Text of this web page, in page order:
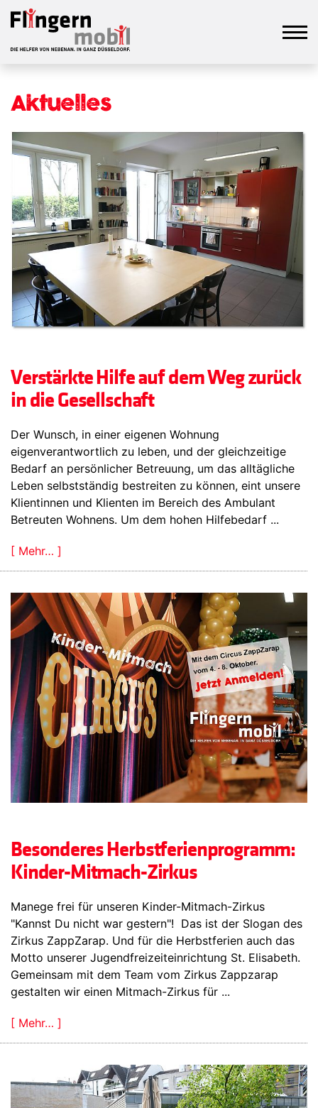
Aktuelles
Verstärkte Hilfe auf dem Weg zurück
in die Gesellschaft
Der Wunsch, in einer eigenen Wohnung
eigenverantwortlich zu leben, und der gleichzeitige
Bedarf an persönlicher Betreuung, um das alltägliche
Leben selbstständig bestreiten zu können, eint unsere
Klientinnen und Klienten im Bereich des Ambulant
Betreuten Wohnens. Um dem hohen Hilfebedarf ...
[ Mehr… ]
Besonderes Herbstferienprogramm:
Kinder-Mitmach-Zirkus
Manege frei für unseren Kinder-Mitmach-Zirkus
"Kannst Du nicht war gestern"! Das ist der Slogan des
Zirkus ZappZarap. Und für die Herbstferien auch das
Motto unserer Jugendfreizeiteinrichtung St. Elisabeth.
Gemeinsam mit dem Team vom Zirkus Zappzarap
gestalten wir einen Mitmach-Zirkus für ...
[ Mehr… ]